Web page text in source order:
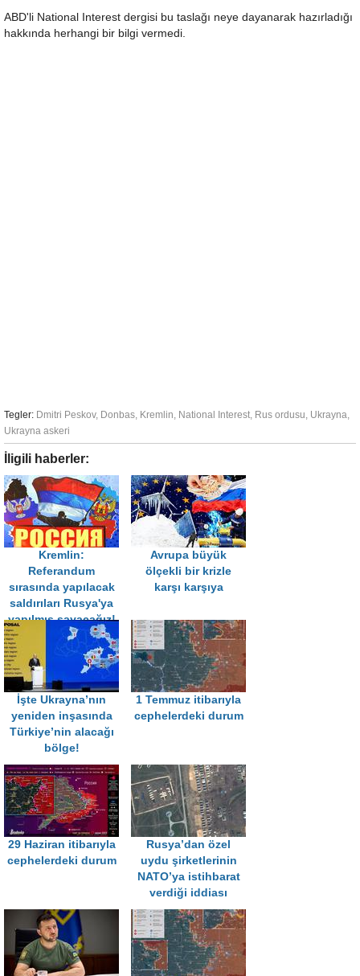
ABD'li National Interest dergisi bu taslağı neye dayanarak hazırladığı
hakkında herhangi bir bilgi vermedi.
Tegler: Dmitri Peskov, Donbas, Kremlin, National Interest, Rus ordusu, Ukrayna,
Ukrayna askeri
İligili haberler:
Kremlin:
Referandum
sırasında yapılacak
saldırıları Rusya'ya
yapılmış sayacağız!
Avrupa büyük
ölçekli bir krizle
karşı karşıya
İşte Ukrayna’nın
yeniden inşasında
Türkiye’nin alacağı
bölge!
1 Temmuz itibarıyla
cephelerdeki durum
29 Haziran itibarıyla
cephelerdeki durum
Rusya’dan özel
uydu şirketlerinin
NATO’ya istihbarat
verdiği iddiası